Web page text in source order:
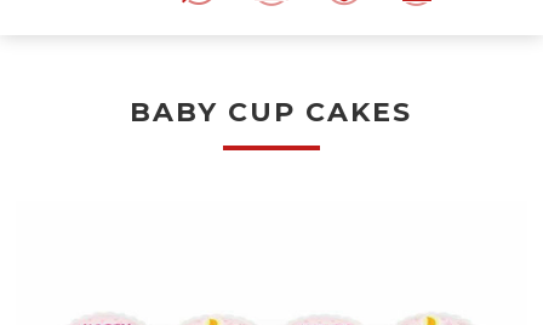
BABY CUP CAKES